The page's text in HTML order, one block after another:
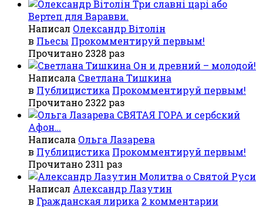
Три славні царі або
Вертеп для Варавви.
Написал Олександр Вітолін
в Пьесы Прокомментируй первым!
Прочитано 2328 раз
Он и древний – молодой!
Написала Светлана Тишкина
в Публицистика Прокомментируй первым!
Прочитано 2322 раз
СВЯТАЯ ГОРА и сербский
Афон…
Написала Ольга Лазарева
в Публицистика Прокомментируй первым!
Прочитано 2311 раз
Молитва о Святой Руси
Написал Александр Лазутин
в Гражданская лирика 2 комментарии